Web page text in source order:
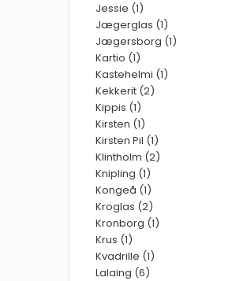
Jessie (1)
Jægerglas (1)
Jægersborg (1)
Kartio (1)
Kastehelmi (1)
Kekkerit (2)
Kippis (1)
Kirsten (1)
Kirsten Pil (1)
Klintholm (2)
Knipling (1)
Kongeå (1)
Kroglas (2)
Kronborg (1)
Krus (1)
Kvadrille (1)
Lalaing (6)